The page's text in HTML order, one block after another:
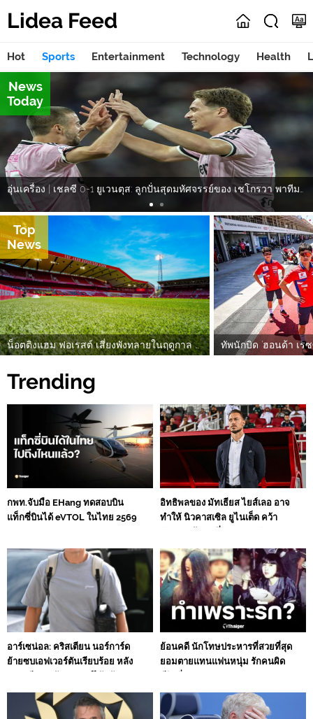
Lidea Feed
Hot Sports Entertainment Technology Health
News
Today
Top
News
น็อตติงแฮม ฟอเรสต์ เสี่ยงพังทลายในฤดูกาล 2026-27: พรีวิวก่อนเปิดซีซั่น
Trending
กพท.จับมือ EHang ทดสอบบิน
แท็กซี่บินได้ eVTOL ในไทย 2569
อิทธิพลของ มัทเธียส ไยส์เลอ อาจ
ทำให้ นิวคาสเซิล ยูไนเต็ด คว้า
กลุ่มนี้
อาร์เซน่อล: คริสเตียน นอร์การ์ด
ย้ายซบเอฟเวอร์ตันเรียบร้อย หลัง
ย้อนคดี นักโทษประหารที่สวยที่สุด
ยอมตายแทนแฟนหนุ่ม รักคนผิด